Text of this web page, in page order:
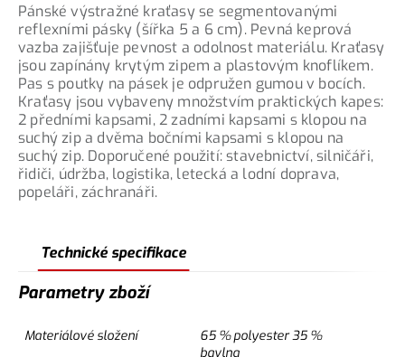
Pánské výstražné kraťasy se segmentovanými
reflexními pásky (šířka 5 a 6 cm). Pevná keprová
vazba zajišťuje pevnost a odolnost materiálu. Kraťasy
jsou zapínány krytým zipem a plastovým knoflíkem.
Pas s poutky na pásek je odpružen gumou v bocích.
Kraťasy jsou vybaveny množstvím praktických kapes:
2 předními kapsami, 2 zadními kapsami s klopou na
suchý zip a dvěma bočními kapsami s klopou na
suchý zip. Doporučené použití: stavebnictví, silničáři,
řidiči, údržba, logistika, letecká a lodní doprava,
popeláři, záchranáři.
Technické specifikace
Parametry zboží
Materiálové složení
65 % polyester 35 %
bavlna